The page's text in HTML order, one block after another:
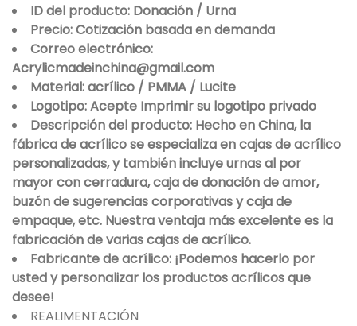
ID del producto: Donación / Urna
Precio: Cotización basada en demanda
Correo electrónico:
Acrylicmadeinchina@gmail.com
Material: acrílico / PMMA / Lucite
Logotipo: Acepte Imprimir su logotipo privado
Descripción del producto: Hecho en China, la
fábrica de acrílico se especializa en cajas de acrílico
personalizadas, y también incluye urnas al por
mayor con cerradura, caja de donación de amor,
buzón de sugerencias corporativas y caja de
empaque, etc. Nuestra ventaja más excelente es la
fabricación de varias cajas de acrílico.
Fabricante de acrílico: ¡Podemos hacerlo por
usted y personalizar los productos acrílicos que
desee!
REALIMENTACIÓN